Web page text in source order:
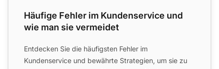
Häufige Fehler im Kundenservice und
wie man sie vermeidet
Entdecken Sie die häufigsten Fehler im
Kundenservice und bewährte Strategien, um sie zu